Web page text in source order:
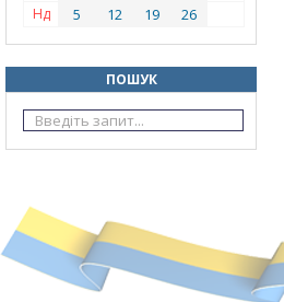
Нд 5 12 19 26
ПОШУК